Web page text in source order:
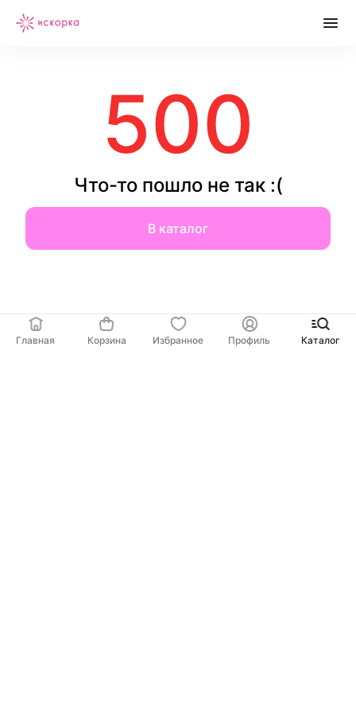
500
Что-то пошло не так :(
В каталог
Главная Корзина Избранное Профиль Каталог